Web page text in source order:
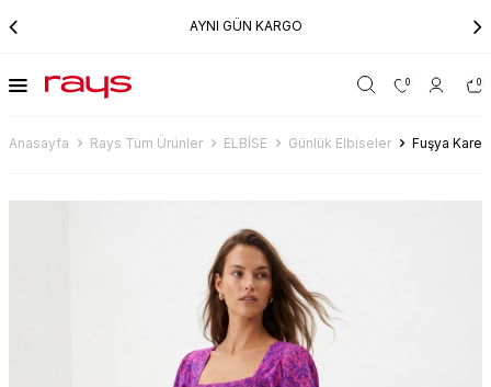
AYNI GÜN KARGO
0 0
Anasayfa Rays Tüm Ürünler ELBİSE Günlük Elbiseler Fuşya Kare